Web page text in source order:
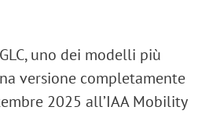
GLC, uno dei modelli più
versione completamente
2025 all’IAA Mobility